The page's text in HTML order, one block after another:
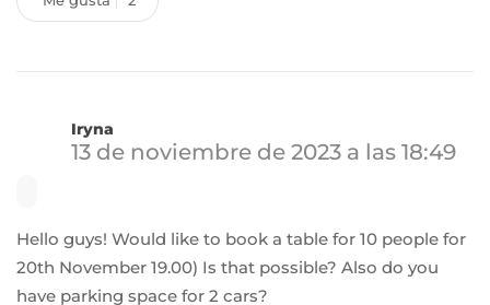
Iryna
13 de noviembre de 2023 a las 18:49
Hello guys! Would like to book a table for 10 people for
20th November 19.00) Is that possible? Also do you
have parking space for 2 cars?